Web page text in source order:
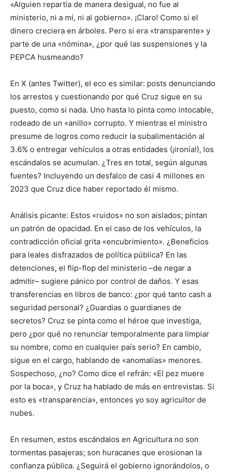
«Alguien repartía de manera desigual, no fue al
ministerio, ni a mí, ni al gobierno». ¡Claro! Como si el
dinero creciera en árboles. Pero si era «transparente» y
parte de una «nómina», ¿por qué las suspensiones y la
PEPCA husmeando?
En X (antes Twitter), el eco es similar: posts denunciando
los arrestos y cuestionando por qué Cruz sigue en su
puesto, como si nada. Uno hasta lo pinta como intocable,
rodeado de un «anillo» corrupto. Y mientras el ministro
presume de logros como reducir la subalimentación al
3.6% o entregar vehículos a otras entidades (¡ironía!), los
escándalos se acumulan. ¿Tres en total, según algunas
fuentes? Incluyendo un desfalco de casi 4 millones en
2023 que Cruz dice haber reportado él mismo.
Análisis picante: Estos «ruidos» no son aislados; pintan
un patrón de opacidad. En el caso de los vehículos, la
contradicción oficial grita «encubrimiento». ¿Beneficios
para leales disfrazados de política pública? En las
detenciones, el flip-flop del ministerio –de negar a
admitir– sugiere pánico por control de daños. Y esas
transferencias en libros de banco: ¿por qué tanto cash a
seguridad personal? ¿Guardias o guardianes de
secretos? Cruz se pinta como el héroe que investiga,
pero ¿por qué no renunciar temporalmente para limpiar
su nombre, como en cualquier país serio? En cambio,
sigue en el cargo, hablando de «anomalías» menores.
Sospechoso, ¿no? Como dice el refrán: «El pez muere
por la boca», y Cruz ha hablado de más en entrevistas. Si
esto es «transparencia», entonces yo soy agricultor de
nubes.
En resumen, estos escándalos en Agricultura no son
tormentas pasajeras; son huracanes que erosionan la
confianza pública. ¿Seguirá el gobierno ignorándolos, o